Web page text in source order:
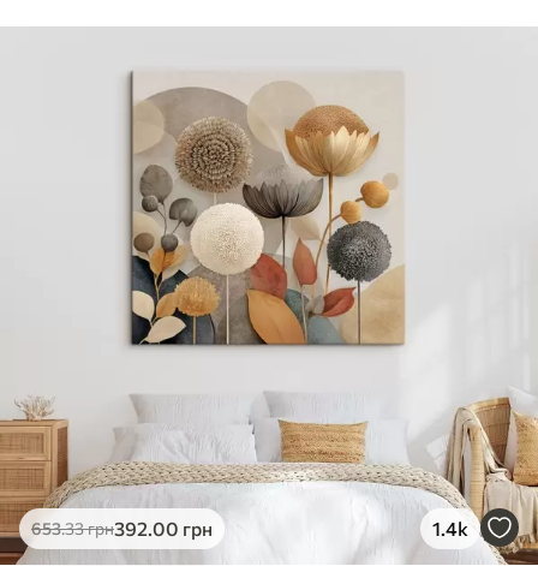
Від392.00грн
Яскраві, насичені кольори
Стійкість до вицвітання
Безпечне чорнило без запаху
Поверхня з текстурою полотна
Екологічний матеріал
грн
Яскраві, насичені кольори
Стійкість до вицвітання
✓ Поверхня з текстурою полотна
✗ Екологічний матеріал
Еко-Преміум
.00грн
653.33грн392.00 грн 1.4k